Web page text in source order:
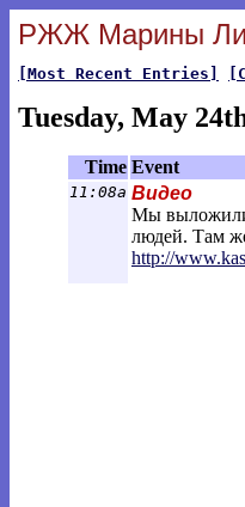
РЖЖ Марины
[Most Recent Entries]
Tuesday, May
Time Event
11:08a Видео
Мы выложили
людей. Там
http://